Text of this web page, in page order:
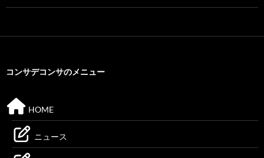
コンサデコンサのメニュー
HOME
ニュース